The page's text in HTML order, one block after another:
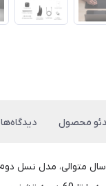
محصول دیدگاه‌ها